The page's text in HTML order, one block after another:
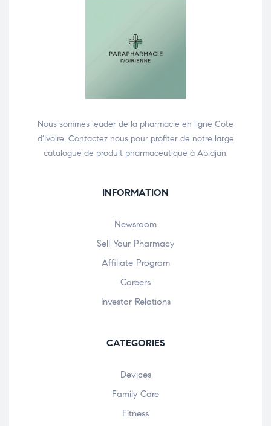
Nous sommes leader de la pharmacie en ligne Cote
d’Ivoire. Contactez nous pour profiter de notre large
catalogue de produit pharmaceutique à Abidjan.
INFORMATION
Newsroom
Sell Your Pharmacy
Affiliate Program
Careers
Investor Relations
CATEGORIES
Devices
Family Care
Fitness